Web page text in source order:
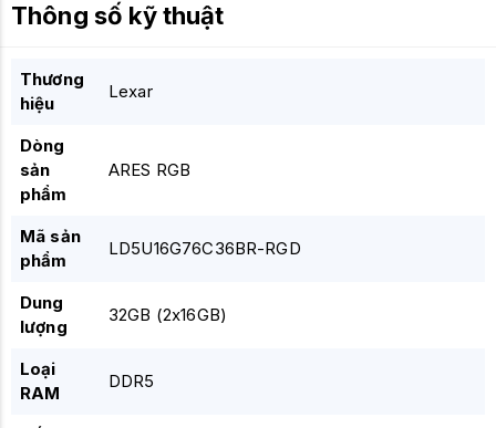
Thông số kỹ thuật
Thương
hiệu
Lexar
Dòng
sản
phẩm
ARES RGB
Mã sản
phẩm
LD5U16G76C36BR-RGD
Dung
lượng
32GB (2x16GB)
Loại
RAM
DDR5